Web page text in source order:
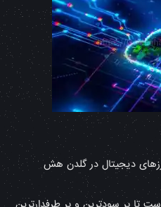
دیجیتال در گلدن هش
پر سودترین و پر طرفدارترین